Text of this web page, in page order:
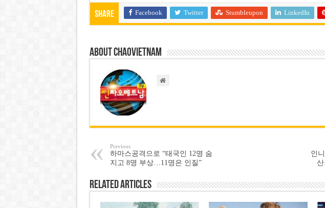
Share Facebook Twitter Stumbleupon LinkedIn
About chaovietnam
Previous
하마스공격으로 “태국인 12명 숨
지고 8명 부상…11명은 인질”
인
Related Articles